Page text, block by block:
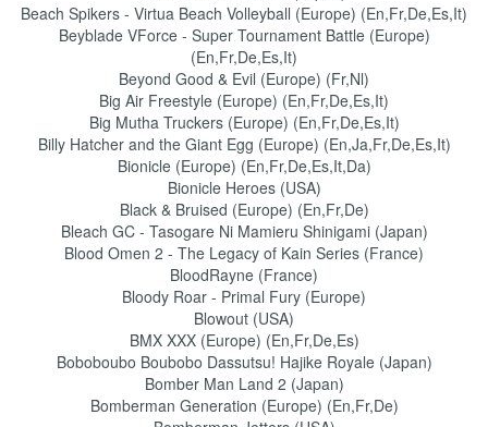
Beach Spikers - Virtua Beach Volleyball (Europe) (En,Fr,De,Es,It)
Beyblade VForce - Super Tournament Battle (Europe)
(En,Fr,De,Es,It)
Beyond Good & Evil (Europe) (Fr,Nl)
Big Air Freestyle (Europe) (En,Fr,De,Es,It)
Big Mutha Truckers (Europe) (En,Fr,De,Es,It)
Billy Hatcher and the Giant Egg (Europe) (En,Ja,Fr,De,Es,It)
Bionicle (Europe) (En,Fr,De,Es,It,Da)
Bionicle Heroes (USA)
Black & Bruised (Europe) (En,Fr,De)
Bleach GC - Tasogare Ni Mamieru Shinigami (Japan)
Blood Omen 2 - The Legacy of Kain Series (France)
BloodRayne (France)
Bloody Roar - Primal Fury (Europe)
Blowout (USA)
BMX XXX (Europe) (En,Fr,De,Es)
Boboboubo Boubobo Dassutsu! Hajike Royale (Japan)
Bomber Man Land 2 (Japan)
Bomberman Generation (Europe) (En,Fr,De)